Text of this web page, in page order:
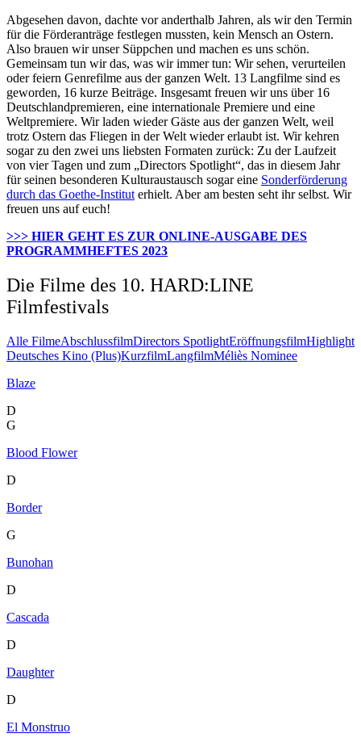
Abgesehen davon, dachte vor anderthalb Jahren, als wir den Termin
für die Förderanträge festlegen mussten, kein Mensch an Ostern.
Also brauen wir unser Süppchen und machen es uns schön.
Gemeinsam tun wir das, was wir immer tun: Wir sehen, verurteilen
oder feiern Genrefilme aus der ganzen Welt. 13 Langfilme sind es
geworden, 16 kurze Beiträge. Insgesamt freuen wir uns über 16
Deutschlandpremieren, eine internationale Premiere und eine
Weltpremiere. Wir laden wieder Gäste aus der ganzen Welt, weil
trotz Ostern das Fliegen in der Welt wieder erlaubt ist. Wir kehren
sogar zu den zwei uns liebsten Formaten zurück: Zu der Laufzeit
von vier Tagen und zum „Directors Spotlight“, das in diesem Jahr
für seinen besonderen Kulturaustausch sogar eine Sonderförderung
durch das Goethe-Institut erhielt. Aber am besten seht ihr selbst. Wir
freuen uns auf euch!
>>> HIER GEHT ES ZUR ONLINE-AUSGABE DES
PROGRAMMHEFTES 2023
Die Filme des 10. HARD:LINE
Filmfestivals
Alle FilmeAbschlussfilmDirectors SpotlightEröffnungsfilmHighlight
Deutsches Kino (Plus)KurzfilmLangfilmMéliès Nominee
Blaze
D
G
Blood Flower
D
Border
G
Bunohan
D
Cascada
D
Daughter
D
El Monstruo